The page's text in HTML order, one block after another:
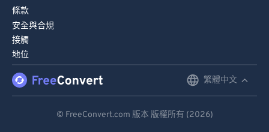
條款
安全與合規
接觸
地位
繁體中文
© FreeConvert.com 版本 版權所有 (2026)